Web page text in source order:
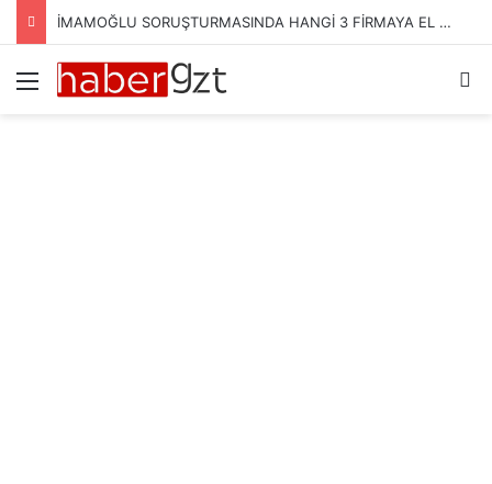
İMAMOĞLU SORUŞTURMASINDA HANGİ 3 FİRMAYA EL KONULDU?
Menü